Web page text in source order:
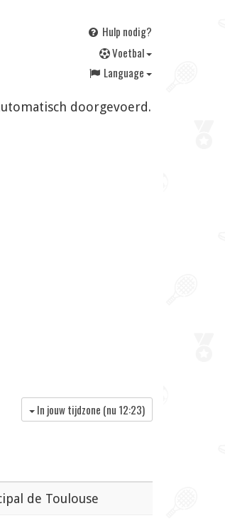
Hulp nodig?
Voetbal
Language
doorgevoerd.
In jouw tijdzone (nu 12:23)
de Toulouse